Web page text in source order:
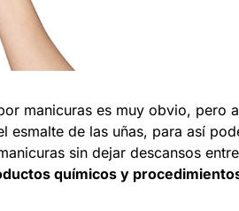
manicuras es muy obvio, pero
de las uñas, para así
sin dejar descansos
químicos y